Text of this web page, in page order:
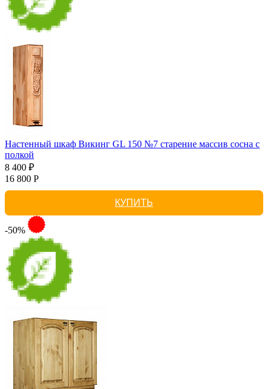
Настенный шкаф Викинг GL 150 №7 старение массив сосна с
полкой
8 400 ₽
16 800 Р
КУПИТЬ
-50%